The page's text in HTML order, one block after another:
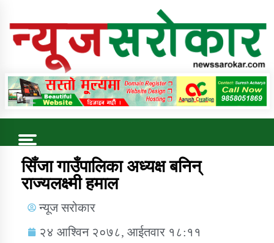
Online News Portal
Trending Now
कुषि बिकास कार्यालय जुम्ला सुचना सन्देश
सिँजा गाउँपालिका अध्यक्ष बनिन्
राज्यलक्ष्मी हमाल
न्यूज सरोकार
२४ आश्विन २०७८, आईतवार १८:११